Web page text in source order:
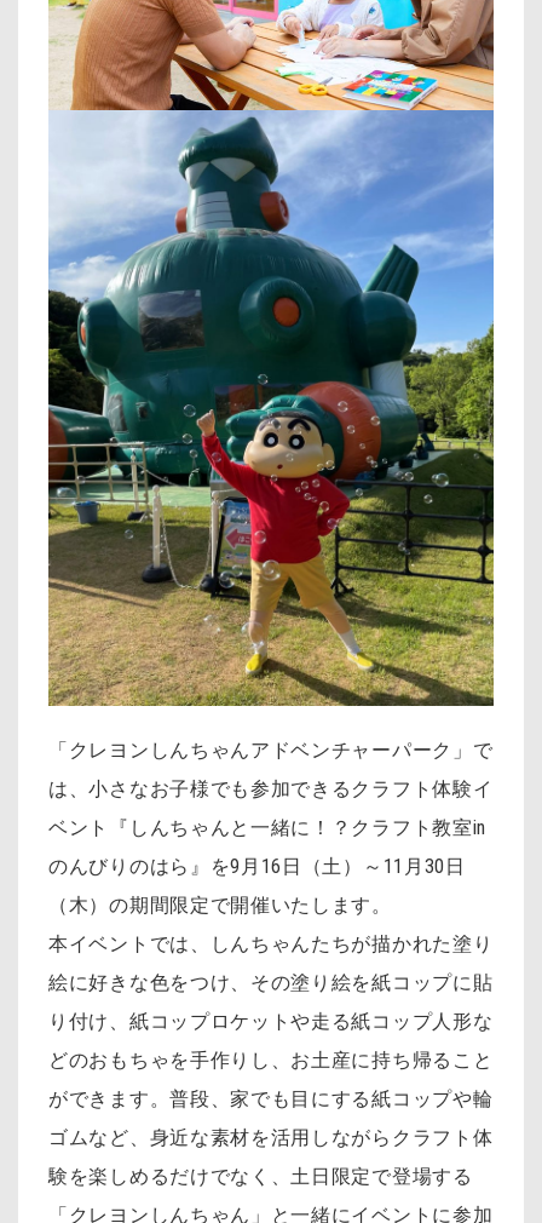
「クレヨンしんちゃんアドベンチャーパーク」で
は、小さなお子様でも参加できるクラフト体験イ
ベント『しんちゃんと一緒に！？クラフト教室in
のんびりのはら』を9月16日（土）～11月30日
（木）の期間限定で開催いたします。
本イベントでは、しんちゃんたちが描かれた塗り
絵に好きな色をつけ、その塗り絵を紙コップに貼
り付け、紙コップロケットや走る紙コップ人形な
どのおもちゃを手作りし、お土産に持ち帰ること
ができます。普段、家でも目にする紙コップや輪
ゴムなど、身近な素材を活用しながらクラフト体
験を楽しめるだけでなく、土日限定で登場する
「クレヨンしんちゃん」と一緒にイベントに参加